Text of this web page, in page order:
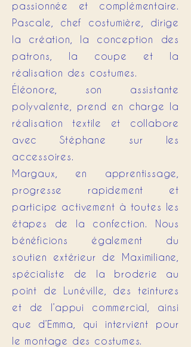
passionnée et complémentaire.
Pascale, chef costumière, dirige
la création, la conception des
patrons, la coupe et la
réalisation des costumes.
Éléonore, son assistante
polyvalente, prend en charge la
réalisation textile et collabore
avec Stéphane sur les
accessoires.
Margaux, en apprentissage,
progresse rapidement et
participe activement à toutes les
étapes de la confection. Nous
bénéficions également du
soutien extérieur de Maximiliane,
spécialiste de la broderie au
point de Lunéville, des teintures
et de l’appui commercial, ainsi
que d’Emma, qui intervient pour
le montage des costumes.